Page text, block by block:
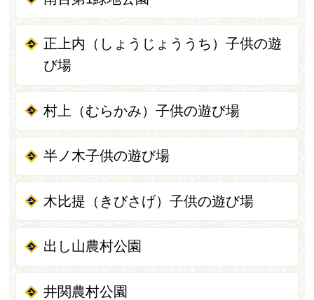
正上内（しょうじょううち）子供の遊
び場
村上（むらかみ）子供の遊び場
半ノ木子供の遊び場
木比提（きびさげ）子供の遊び場
出し山農村公園
井関農村公園